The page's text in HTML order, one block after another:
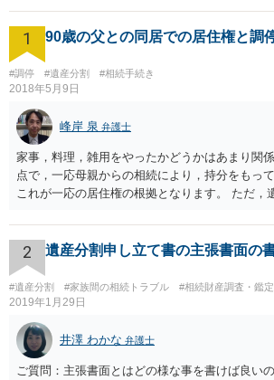
1 90歳の父との同居での居住権と調
#調停 #遺産分割 #相続手続き
2018年5月9日
峰岸 泉 弁護士
家事，料理，雑用をやったかどうかはあまり関
点で，一応母親からの相続により，持分をもっ
これが一応の居住権の根拠となります。 ただ，
2 遺産分割申し立て書の主張書面の
#遺産分割 #家族間の相続トラブル #相続財産調査・鑑定
2019年1月29日
井澤 わかな 弁護士
ご質問：主張書面とはどの様な事を書けば良い